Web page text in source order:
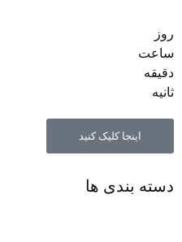
روز
ساعت‌
دقیقه
ثانیه
اینجا کلیک کنید
دسته بندی ها